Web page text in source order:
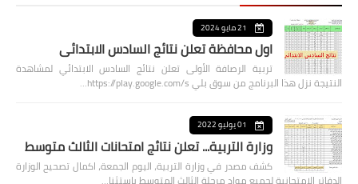
21 مايو 2024
اول محافظة تعلن نتائج السادس الابتدائي
تربية الرصافة الأولى تعلن نتائج السادس الابتدائي لمشاهدة
النتيجة نزل هذا البرنامج من سوق بلي https://play.google.com/s…
01 يوليو 2022
وزارة التربية... تعلن نتائج امتحانات الثالث متوسط
كشف مصدر في وزارة التربية، اليوم الجمعة، اكمال تصحيح الوزارة
الدفاتر الامتحانية لجميع مواد مرحلة الثالث المتوسط باستثنا…